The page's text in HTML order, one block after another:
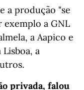
a produção "se
a GNL
a Aapico e
a
privada, falou